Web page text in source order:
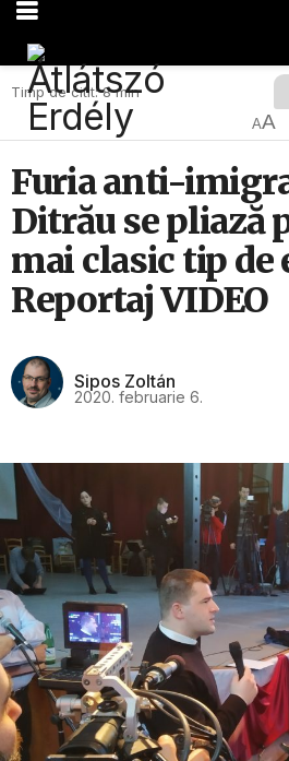
Timp de citit: 8 min
AA
Furia anti-
Ditrău se pliază
mai clasic tip de
Reportaj VIDEO
Sipos Zoltán
2020. februarie 6.